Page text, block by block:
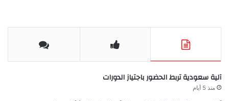
آلية سعودية تربط الحضور باجتياز الدورات
منذ 5 أيام